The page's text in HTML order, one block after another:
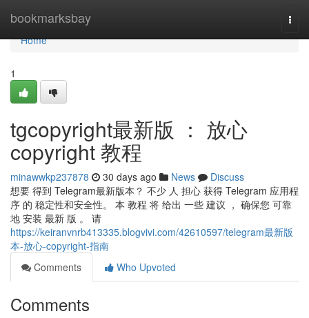
bookmarksbay
Home
Home
1
tgcopyright最新版 ： 放心
copyright 教程
minawwkp237878 30 days ago News
Discuss
想要 得到 Telegram最新版本？ 不少 人 担心 获得 Telegram 应用程
序 的 稳定性和安全性。 本 教程 将 给出 一些 建议 ， 确保您 可靠
地 安装 最新 版 。 请
https://keiranvnrb413335.blogvivi.com/42610597/telegram最新版
本-放心-copyright-指南
Comments
Who Upvoted
Comments